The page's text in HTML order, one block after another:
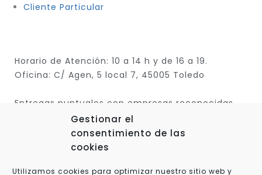
Gestionar el
consentimiento de las
cookies
Utilizamos cookies para optimizar nuestro sitio web y
Cliente Particular
Horario de Atención: 10 a 14 h y de 16 a 19.
Oficina: C/ Agen, 5 local 7, 45005 Toledo
Entregas puntuales con empresas reconocidas